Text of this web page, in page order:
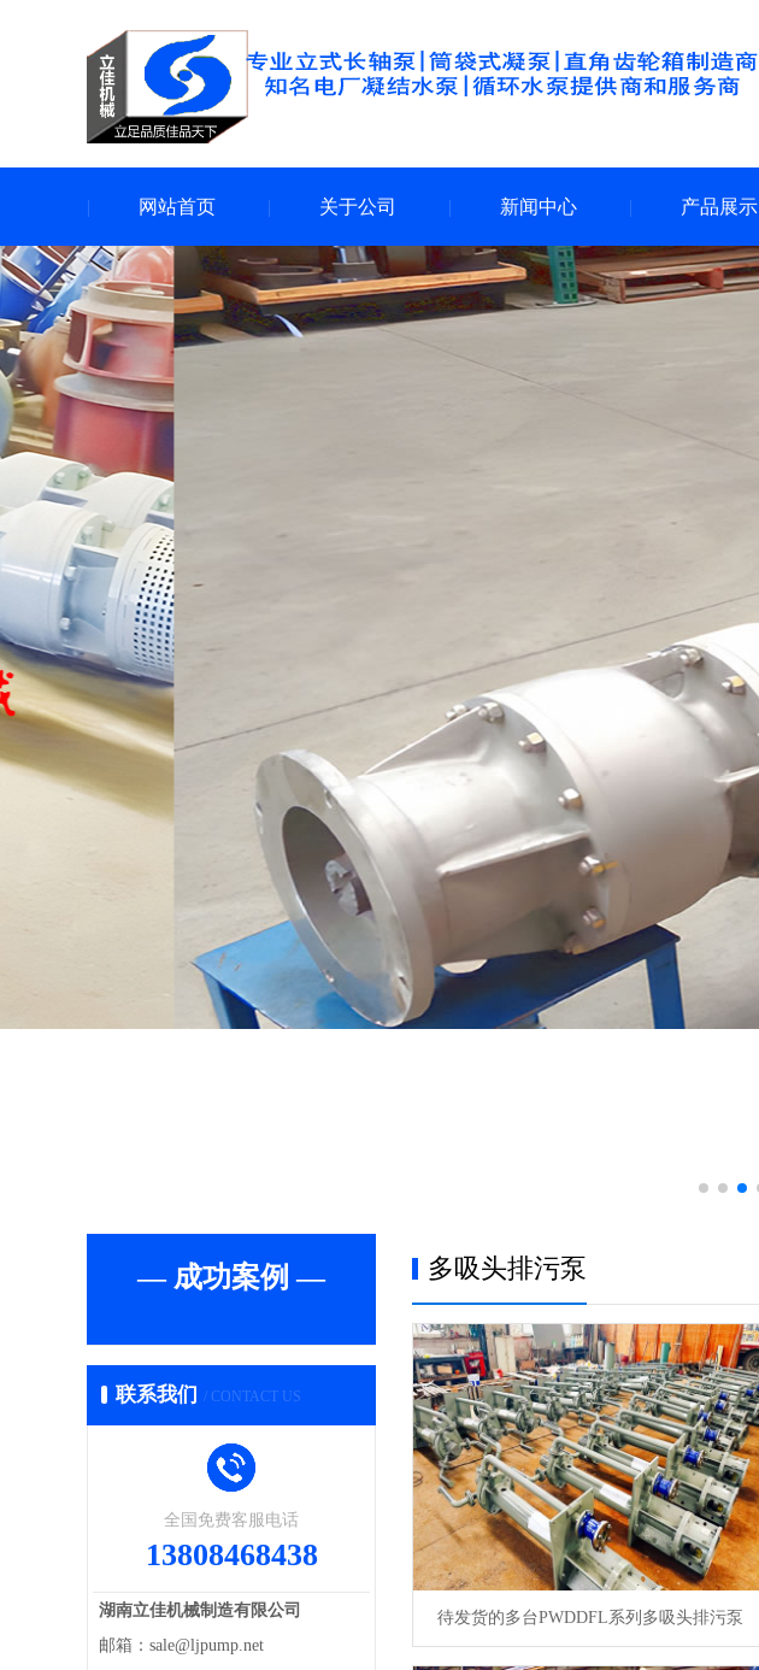
网站首页 关于公司 新闻中心 产品展示
— 成功案例 —
联系我们 / CONTACT US
全国免费客服电话
13808468438
湖南立佳机械制造有限公司
邮箱：sale@ljpump.net
多吸头排污泵
待发货的多台PWDDFL系列多吸头排污泵